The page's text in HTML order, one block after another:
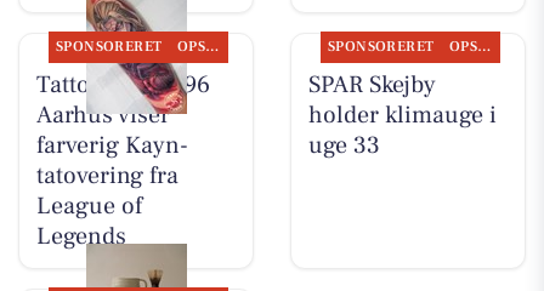
SPONSORERET OPSLAGSTAVLEN
Tattoo Studio 96
Aarhus viser
farverig Kayn-
tatovering fra
League of
Legends
SPONSORERET OPSLAGSTAVLEN
SPAR Skejby
holder klimauge i
uge 33